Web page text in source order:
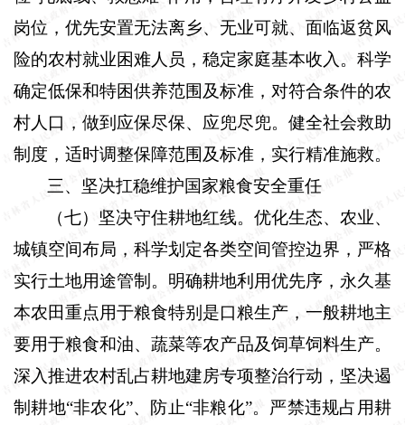
岗位，优先安置无法离乡、无业可就、面临返贫风
险的农村就业困难人员，稳定家庭基本收入。科学
确定低保和特困供养范围及标准，对符合条件的农
村人口，做到应保尽保、应兜尽兜。健全社会救助
制度，适时调整保障范围及标准，实行精准施救。
三、坚决扛稳维护国家粮食安全重任
（七）坚决守住耕地红线。 优化生态、农业、
城镇空间布局，科学划定各类空间管控边界，严格
实行土地用途管制。明确耕地利用优先序，永久基
本农田重点用于粮食特别是口粮生产，一般耕地主
要用于粮食和油、蔬菜等农产品及饲草饲料生产。
深入推进农村乱占耕地建房专项整治行动，坚决遏
制耕地“非农化”、防止“非粮化”。严禁违规占用耕